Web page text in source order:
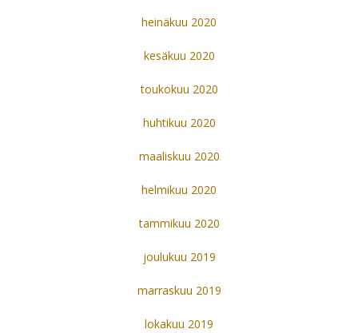
heinäkuu 2020
kesäkuu 2020
toukokuu 2020
huhtikuu 2020
maaliskuu 2020
helmikuu 2020
tammikuu 2020
joulukuu 2019
marraskuu 2019
lokakuu 2019